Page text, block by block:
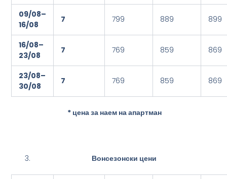
09/08–
16/08
7 799 889 899
16/08–
23/08
7 769 859 869
23/08–
30/08
7 769 859 869
* цена за наем на апартман
Вонсезонски цени